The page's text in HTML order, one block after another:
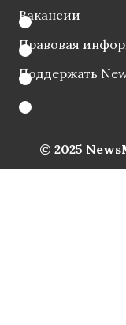
Вакансии
Правовая
Поддержать
© 2025